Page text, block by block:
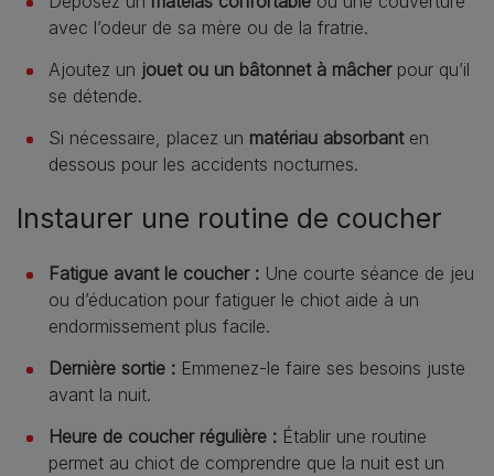
avec l’odeur de sa mère ou de la fratrie.
Ajoutez un jouet ou un bâtonnet à mâcherpour qu’il
se détende.
Si nécessaire, placez un matériau absorbanten
dessous pour les accidents nocturnes.
Instaurer une routine de coucher
Fatigue avant le coucher : Une courte séance de jeu
ou d’éducation pour fatiguer le chiot aide à un
endormissement plus facile.
Dernière sortie : Emmenez-le faire ses besoins juste
avant la nuit.
Heure de coucher régulière : Établir une routine
permet au chiot de comprendre que la nuit est un